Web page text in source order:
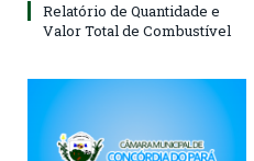
Relatório de Quantidade e
Valor Total de Combustível